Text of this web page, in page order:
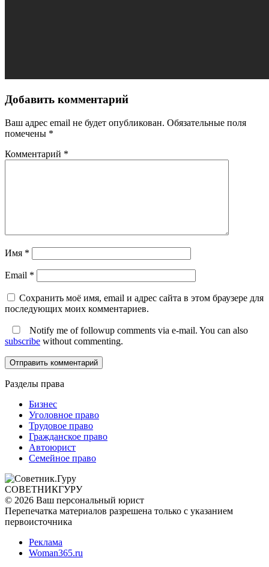
Добавить комментарий
Ваш адрес email не будет опубликован. Обязательные поля
помечены *
Комментарий *
Имя *
Email *
Сохранить моё имя, email и адрес сайта в этом браузере для
последующих моих комментариев.
Notify me of followup comments via e-mail. You can also
subscribe without commenting.
Разделы права
Бизнес
Уголовное право
Трудовое право
Гражданское право
Автоюрист
Семейное право
СОВЕТНИКГУРУ
© 2026 Ваш персональный юрист
Перепечатка материалов разрешена только с указанием
первоисточника
Реклама
Woman365.ru